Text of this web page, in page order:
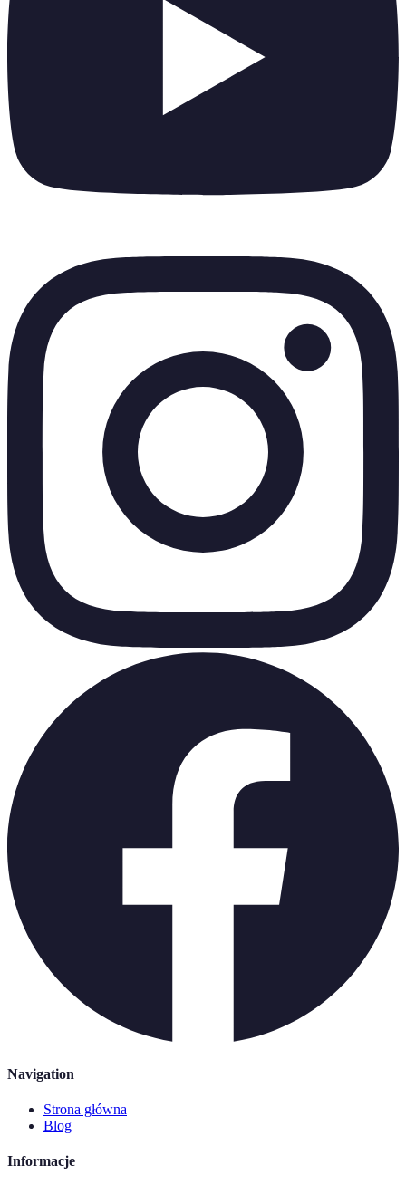
Navigation
Strona główna
Blog
Informacje